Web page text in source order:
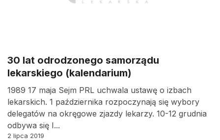
30 lat odrodzonego samorządu
lekarskiego (kalendarium)
1989 17 maja Sejm PRL uchwala ustawę o izbach
lekarskich. 1 października rozpoczynają się wybory
delegatów na okręgowe zjazdy lekarzy. 10-12 grudnia
odbywa się I...
2 lipca 2019